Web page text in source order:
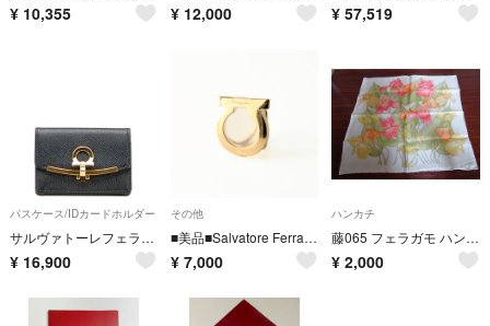
¥ 10,355 ¥ 12,000 ¥ 57,519
パスケース/IDカードホルダー
サルヴァトーレフェラガモ ガンチーニ カードケース レザー レディース Salvatore Ferragamo 【1-0219062】
¥ 16,900
その他
■美品■Salvatore Ferragamo サルヴァトーレフェラガモ スカーフリング ガンチーニ ブランド古着【中古】20260806/RB0345
¥ 7,000
ハンカチ
藤065 フェラガモ ハンカチ 未使用 美品
¥ 2,000